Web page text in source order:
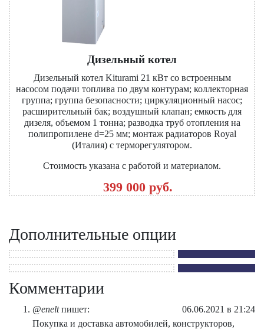
Дизельный котел
Дизельный котел Kiturami 21 кВт со встроенным
насосом подачи топлива по двум контурам; коллекторная
группа; группа безопасности; циркуляционный насос;
расширительный бак; воздушный клапан; емкость для
дизеля, объемом 1 тонна; разводка труб отопления на
полипропилене d=25 мм; монтаж радиаторов Royal
(Италия) с терморегулятором.
Стоимость указана с работой и материалом.
399 000 руб.
Дополнительные опции
Комментарии
06.06.2021 в 21:24
@enelt пишет:
Покупка и доставка автомобилей, конструкторов,